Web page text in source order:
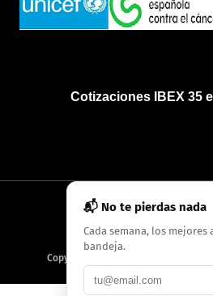
Cotizaciones IBEX 35
INICIO QUIÉNES SOMOS
Copyright
📬 No te pierdas nada
Cada semana, los
bandeja.